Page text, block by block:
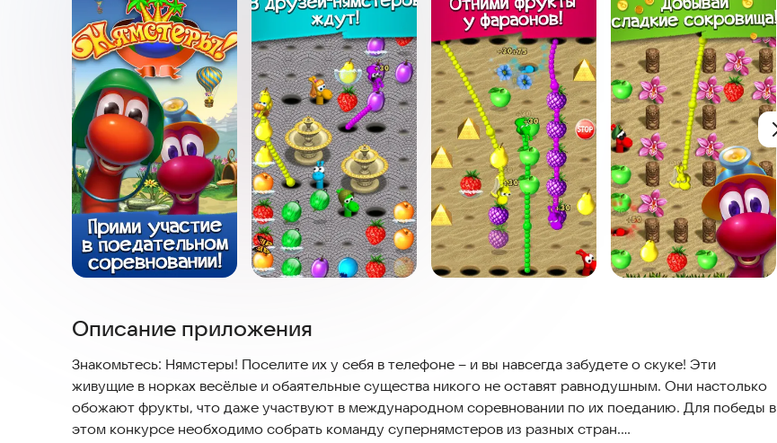
Описание приложения
Знакомьтесь: Нямстеры! Поселите их у себя в телефоне – и вы навсегда забудете о скуке! Эти
живущие в норках весёлые и обаятельные существа никого не оставят равнодушным. Они настолько
обожают фрукты, что даже участвуют в международном соревновании по их поеданию. Для победы в
этом конкурсе необходимо собрать команду супернямстеров из разных стран.